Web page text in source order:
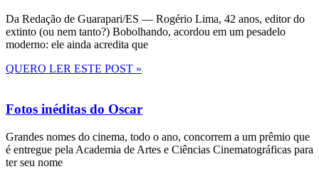
Da Redação de Guarapari/ES — Rogério Lima, 42 anos, editor do
extinto (ou nem tanto?) Bobolhando, acordou em um pesadelo
moderno: ele ainda acredita que
QUERO LER ESTE POST »
Fotos inéditas do Oscar
Grandes nomes do cinema, todo o ano, concorrem a um prêmio que
é entregue pela Academia de Artes e Ciências Cinematográficas para
ter seu nome